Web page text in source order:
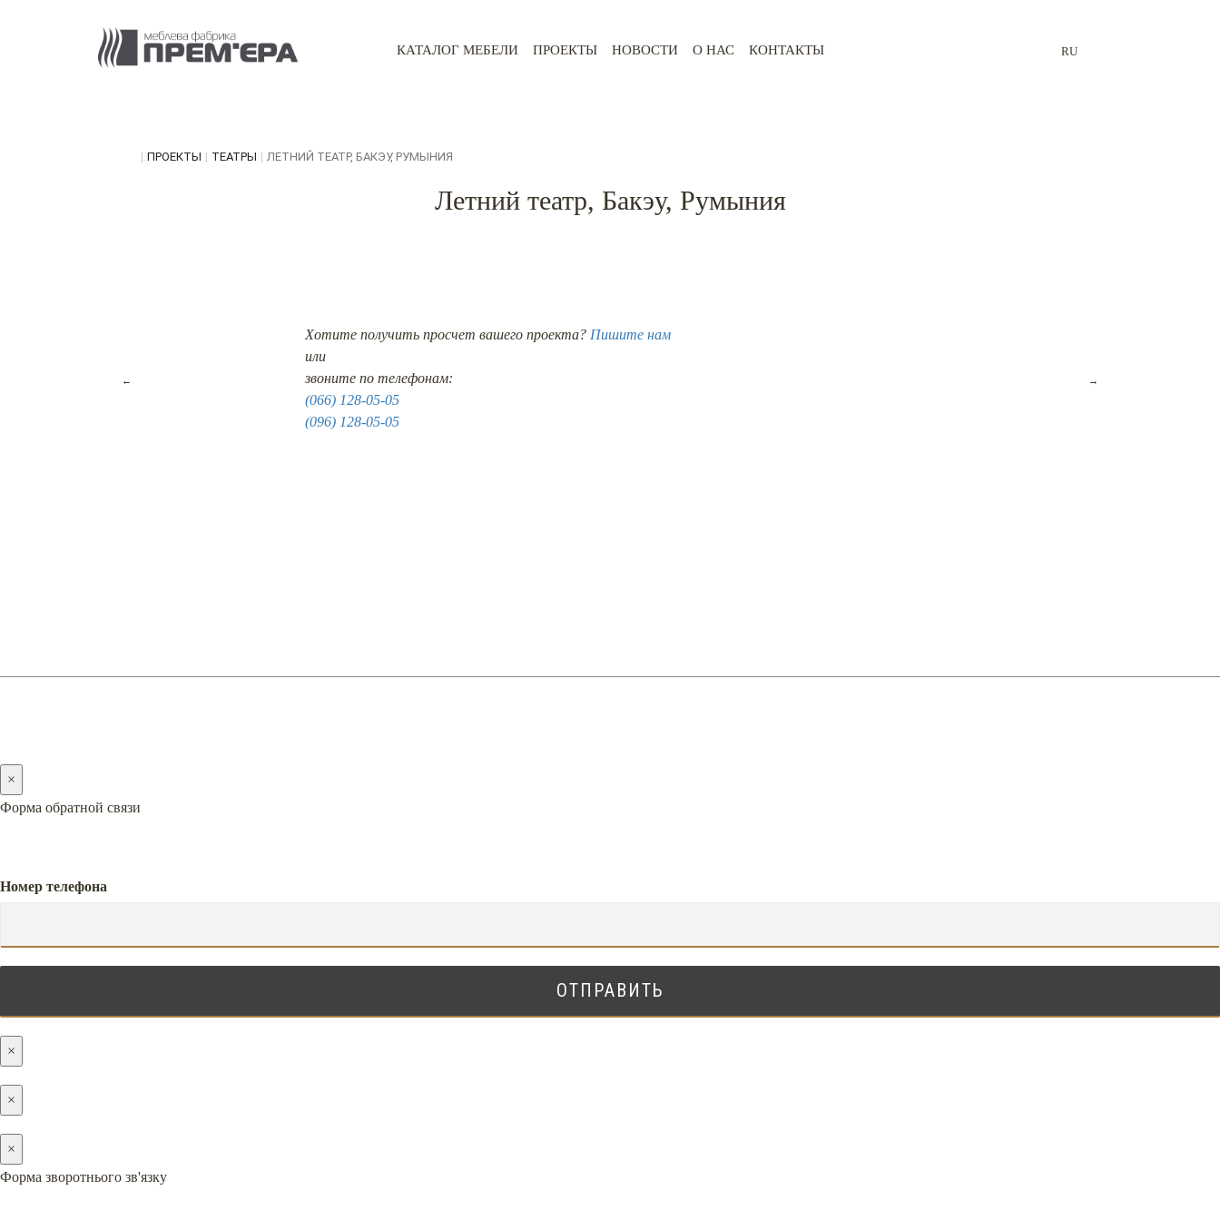
КАТАЛОГ МЕБЕЛИ ПРОЕКТЫ НОВОСТИ О НАС КОНТАКТЫ RU
| ПРОЕКТЫ | ТЕАТРЫ | ЛЕТНИЙ ТЕАТР, БАКЭУ, РУМЫНИЯ
Летний театр, Бакэу, Румыния
Хотите получить просчет вашего проекта? Пишите нам
или
звоните по телефонам:
(066) 128-05-05
(096) 128-05-05
← →
×
Форма обратной связи
Номер телефона
×
×
×
Форма зворотнього зв'язку